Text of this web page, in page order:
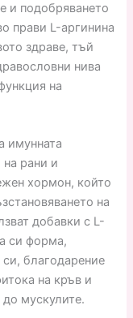
и подобряването
прави L-аргинина
здраве, тъй
нива
на
имунната
на рани и
хормон, който
на
добавки с L-
си форма,
благодарение
на кръв и
мускулите.